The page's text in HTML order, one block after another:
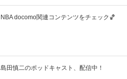
NBA docomo関連コンテンツをチェック🏀
島田慎二のポッドキャスト、配信中！